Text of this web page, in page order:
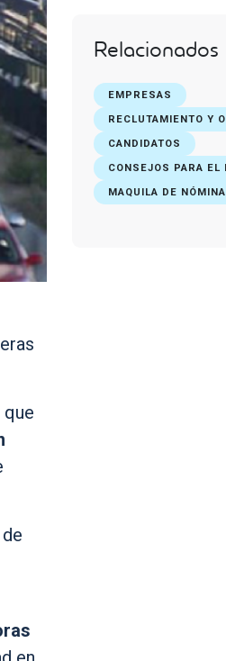
que
Relacionados
EMPRESAS
CANDIDATOS
MAQUILA DE NÓMINA